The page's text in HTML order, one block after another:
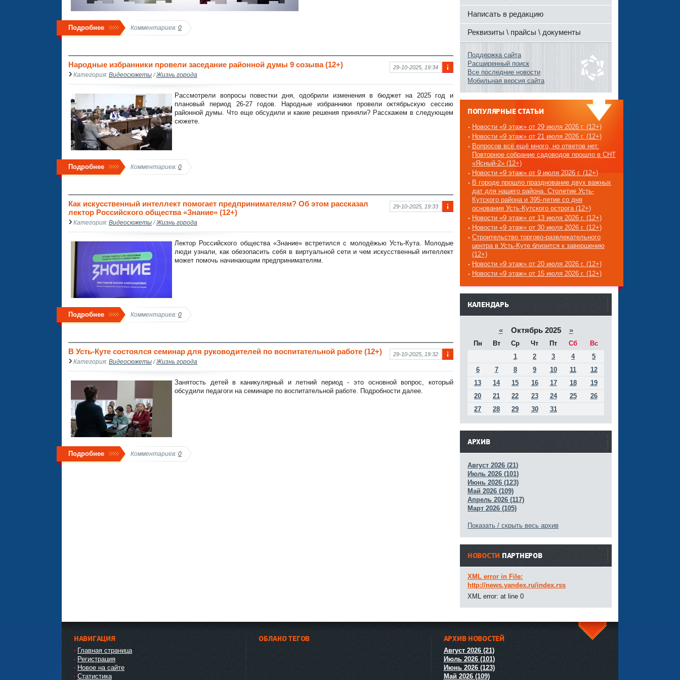
Подробнее Комментариев: 0
фо
аци
я к
нов
29-10-2025, 19:34
Народные избранники провели заседание районной думы 9 созыва (12+)
Категория: Видеосюжеты /Жизнь города
Рассмотрели вопросы повестки дня, одобрили изменения в бюджет на 2025 год и
плановый период 26-27 годов. Народные избранники провели октябрьскую сессию
районной думы. Что еще обсудили и какие решения приняли? Расскажем в следующем
сюжете.
Подробнее Комментариев: 0
рм
я к
нов
29-10-2025, 19:33
Как искусственный интеллект помогает предпринимателям? Об этом рассказал
лектор Российского общества «Знание» (12+)
Категория: Видеосюжеты /Жизнь города
Лектор Российского общества «Знание» встретился с молодёжью Усть-Кута. Молодые
люди узнали, как обезопасить себя в виртуальной сети и чем искусственный интеллект
может помочь начинающим предпринимателям.
Подробнее Комментариев: 0
фо
аци
29-10-2025, 19:32
В Усть-Куте состоялся семинар для руководителей по воспитательной работе (12+)
Категория: Видеосюжеты /Жизнь города
Занятость детей в каникулярный и летний период - это основной вопрос, который
обсудили педагоги на семинаре по воспитательной работе. Подробности далее.
Подробнее Комментариев: 0
Написать в редакцию
Реквизиты \ прайсы \ документы
Поддержка сайта
Расширенный поиск
Все последние новости
Мобильная версия сайта
ПОПУЛЯРНЫЕ СТАТЬИ
Новости «9 этаж» от 29 июля 2026 г. (12+)
Новости «9 этаж» от 21 июля 2026 г. (12+)
Вопросов всё ещё много, но ответов нет.
Повторное собрание садоводов прошло в СНТ
«Ясный-2» (12+)
Новости «9 этаж» от 9 июля 2026 г. (12+)
В городе прошло празднование двух важных
дат для нашего района. Столетие Усть-
Кутского района и 395-летие со дня
основания Усть-Кутского острога (12+)
Новости «9 этаж» от 13 июля 2026 г. (12+)
Новости «9 этаж» от 30 июля 2026 г. (12+)
Строительство торгово-развлекательного
центра в Усть-Куте близится к завершению
(12+)
Новости «9 этаж» от 20 июля 2026 г. (12+)
Новости «9 этаж» от 15 июля 2026 г. (12+)
------
КАЛЕНДАРЬ
«Октябрь 2025 »
Пн Вт Ср Чт Пт Сб
Вс
1
2 3 4
5
6
7 8 9 10 11
12
13
14 15 16 17 18
19
20
21 22 23 24 25
26
27
28 29 30 31
АРХИВ
Август 2026 (21)
Июль 2026 (101)
Июнь 2026 (123)
Май 2026 (109)
Апрель 2026 (117)
Март 2026 (105)
Показать / скрыть весь архив
НОВОСТИ ПАРТНЕРОВ
XML error in File:
http://news.yandex.ru/index.rss
XML error: at line 0
НАВИГАЦИЯ
Главная страница
Регистрация
Новое на сайте
Статистика
ОБЛАКО ТЕГОВ АРХИВ НОВОСТЕЙ
Август 2026 (21)
Июль 2026 (101)
Июнь 2026 (123)
Май 2026 (109)